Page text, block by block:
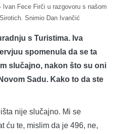
Fece Firči u razgovoru s našom
Snimio Dan Ivančić
s Turistima. Iva
spomenula da se ta
slučajno, nakon što su oni
Sadu. Kako to da ste
nije slučajno. Mi se
ću te, mislim da je 496, ne,